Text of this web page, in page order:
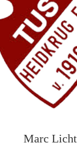
Marc Licht